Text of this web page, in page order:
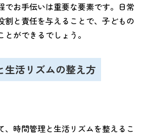
でお手伝いは重要な要素です。日常
割と責任を与えることで、子どもの
ができるでしょう。
生活リズムの整え方
、時間管理と生活リズムを整えるこ